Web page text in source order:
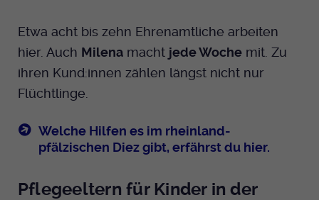
Etwa acht bis zehn Ehrenamtliche arbeiten
hier. Auch Milena macht jede Woche mit. Zu
ihren Kund:innen zählen längst nicht nur
Flüchtlinge.
Welche Hilfen es im rheinland-
pfälzischen Diez gibt, erfährst du hier.
Pflegeeltern für Kinder in der